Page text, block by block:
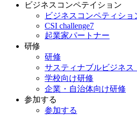
ビジネスコンペテイション
ビジネスコンペティショ
CSI challenge7
起業家パートナー
研修
研修
サスティナブルビジネス
学校向け研修
企業・自治体向け研修
参加する
参加する